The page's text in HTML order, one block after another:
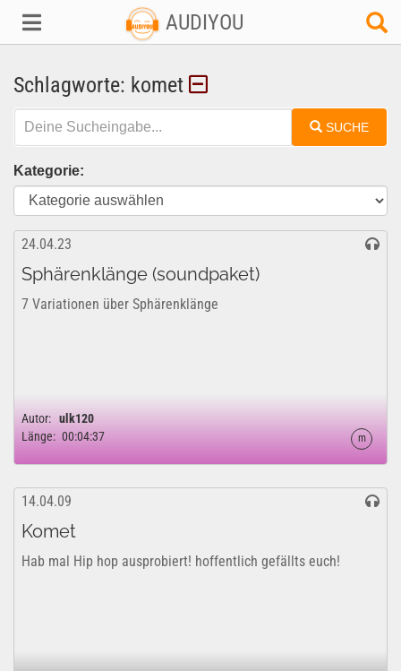
AUDIYOU
Schlagworte: komet
SUCHE
Kategorie:
24.04.23
Sphärenklänge (soundpaket)
7 Variationen über Sphärenklänge
Autor: ulk120
Länge: 00:04:37 m
14.04.09
Komet
Hab mal Hip hop ausprobiert! hoffentlich gefällts euch!